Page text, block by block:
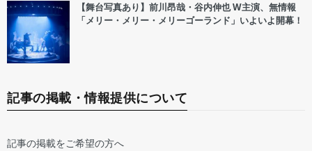
【舞台写真あり】前川昂哉・谷内伸也 W主演、無情報
「メリー・メリー・メリーゴーランド」いよいよ開幕！
記事の掲載・情報提供について
記事の掲載をご希望の方へ